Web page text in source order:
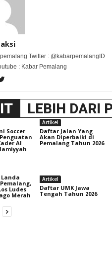
Twitter : @kabarpemalangID
: Kabar Pemalang
LEBIH DARI
Soccer
Al
Artikel
Daftar Jalan Yang
Akan Diperbaiki di
Pemalang Tahun 2026
Ludes
Merah
Artikel
Daftar UMK Jawa
Tengah Tahun 2026